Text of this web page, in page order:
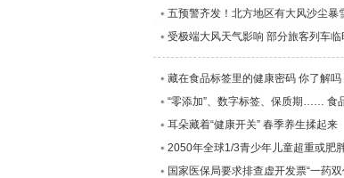
五预警齐发！北方地区有大风沙尘暴
受极端大风天气影响 部分旅客列车临
藏在食品标签里的健康密码 你了解吗
“零添加”、数字标签、保质期…… 食
耳朵藏着“健康开关” 春季养生揉起来
2050年全球1/3青少年儿童超重或肥
国家医保局要求排查虚开发票“一药双